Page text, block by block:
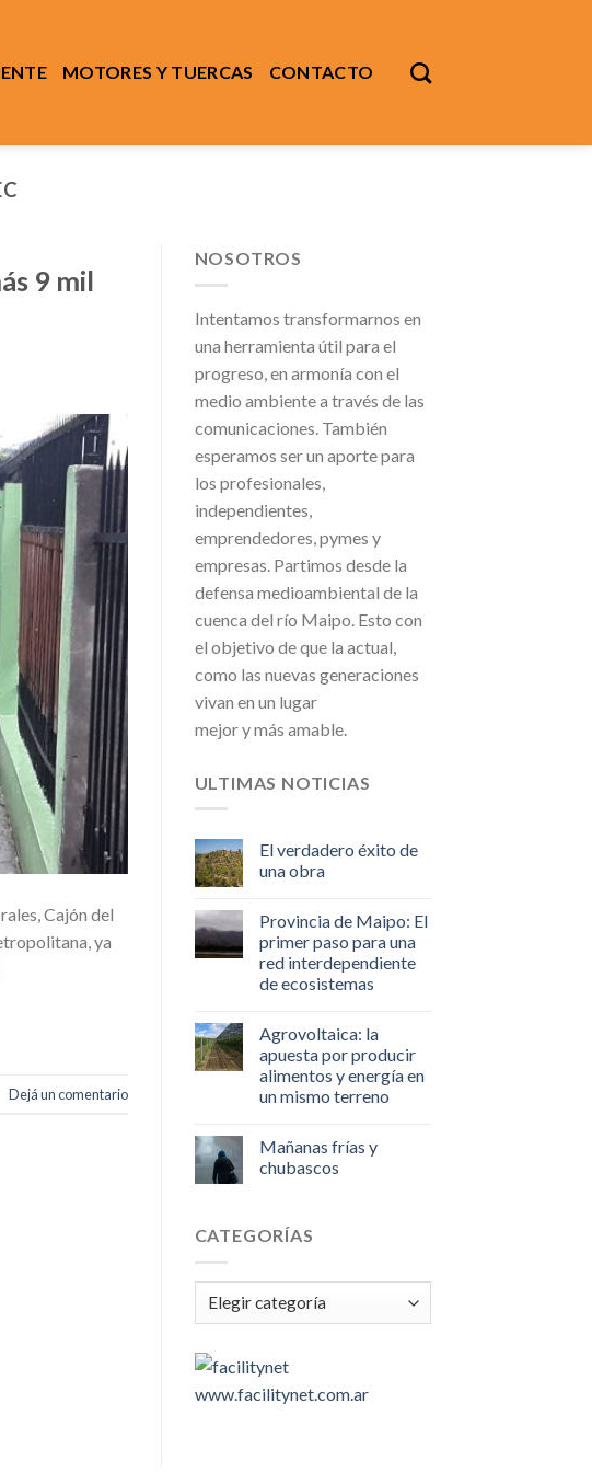
MOTORES Y TUERCAS CONTACTO
9 mil
Cajón del
ya
Dejá un comentario
NOSOTROS
Intentamos transformarnos en
una herramienta útil para el
progreso, en armonía con el
medio ambiente a través de las
comunicaciones. También
esperamos ser un aporte para
los profesionales,
independientes,
emprendedores, pymes y
empresas. Partimos desde la
defensa medioambiental de la
cuenca del río Maipo. Esto con
el objetivo de que la actual,
como las nuevas generaciones
vivan en un lugar
mejor y más amable.
ULTIMAS NOTICIAS
El verdadero éxito de
una obra
Provincia de Maipo: El
primer paso para una
red interdependiente
de ecosistemas
Agrovoltaica: la
apuesta por producir
alimentos y energía en
un mismo terreno
Mañanas frías y
chubascos
CATEGORÍAS
Categorías
www.facilitynet.com.ar